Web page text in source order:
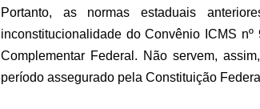
Portanto, as normas estaduais
inconstitucionalidade do Convênio ICMS
Complementar Federal. Não servem,
período assegurado pela Constituição